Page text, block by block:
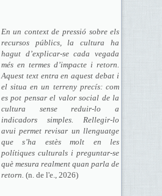
En un context de pressió sobre els
recursos públics, la cultura ha
hagut d’explicar-se cada vegada
més en termes d’impacte i retorn.
Aquest text entra en aquest debat i
el situa en un terreny precís: com
es pot pensar el valor social de la
cultura sense reduir-lo a
indicadors simples. Rellegir-lo
avui permet revisar un llenguatge
que s’ha estès molt en les
polítiques culturals i preguntar-se
què mesura realment quan parla de
retorn. (n. de l'e., 2026)